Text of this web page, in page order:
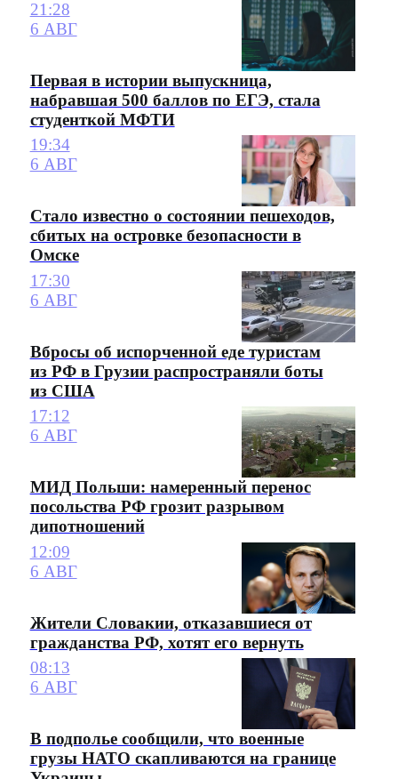
21:28
6 АВГ
Первая в истории выпускница,
набравшая 500 баллов по ЕГЭ, стала
студенткой МФТИ
19:34
6 АВГ
Стало известно о состоянии пешеходов,
сбитых на островке безопасности в
Омске
17:30
6 АВГ
Вбросы об испорченной еде туристам
из РФ в Грузии распространяли боты
из США
17:12
6 АВГ
МИД Польши: намеренный перенос
посольства РФ грозит разрывом
дипотношений
12:09
6 АВГ
Жители Словакии, отказавшиеся от
гражданства РФ, хотят его вернуть
08:13
6 АВГ
В подполье сообщили, что военные
грузы НАТО скапливаются на границе